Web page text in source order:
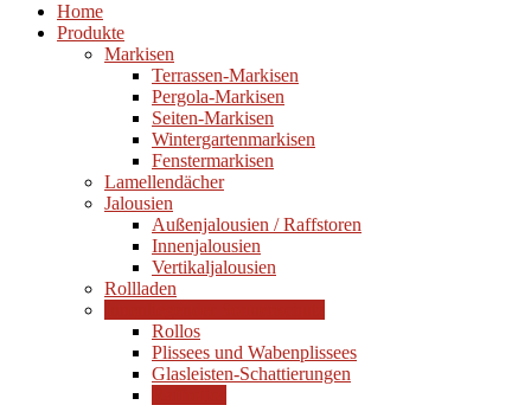
Home
Produkte
Markisen
Terrassen-Markisen
Pergola-Markisen
Seiten-Markisen
Wintergartenmarkisen
Fenstermarkisen
Lamellendächer
Jalousien
Außenjalousien / Raffstoren
Innenjalousien
Vertikaljalousien
Rollladen
Rollos
Plissees und Wabenplissees
Glasleisten-Schattierungen